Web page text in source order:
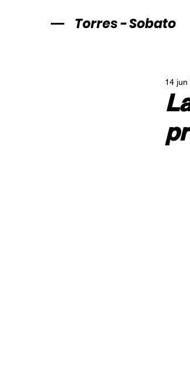
Torres - Sobato
14 jun